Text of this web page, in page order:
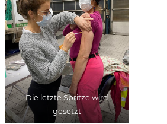
Die letzte Spritze wird
gesetzt